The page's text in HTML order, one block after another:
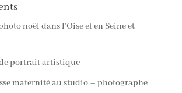
noël dans l’Oise et en Seine et
portrait artistique
maternité au studio – photographe